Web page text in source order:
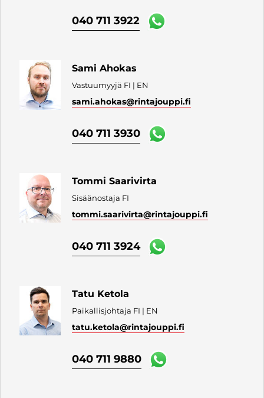
040 711 3922
Sami Ahokas
Vastuumyyjä FI | EN
sami.ahokas@rintajouppi.fi
040 711 3930
Tommi Saarivirta
Sisäänostaja FI
tommi.saarivirta@rintajouppi.fi
040 711 3924
Tatu Ketola
Paikallisjohtaja FI | EN
tatu.ketola@rintajouppi.fi
040 711 9880